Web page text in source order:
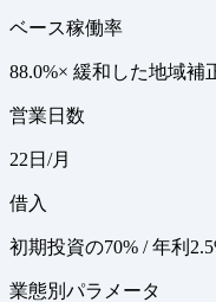
ベース稼働率
88.0%× 緩和した地域補
営業日数
22日/月
借入
初期投資の70% / 年利
業態別パラメータ